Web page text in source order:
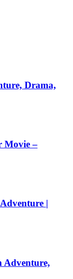
Drama,
Movie –
|
Adventure,